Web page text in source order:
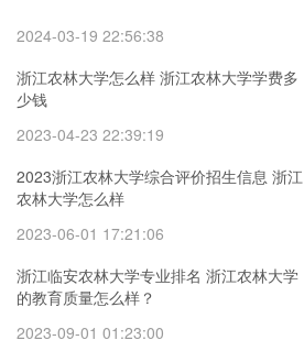
2024-03-19 22:56:38
浙江农林大学怎么样 浙江农林大学学费多
少钱
2023-04-23 22:39:19
2023浙江农林大学综合评价招生信息 浙江
农林大学怎么样
2023-06-01 17:21:06
浙江临安农林大学专业排名 浙江农林大学
的教育质量怎么样？
2023-09-01 01:23:00